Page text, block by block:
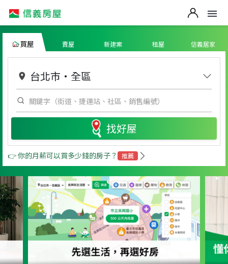
買屋 賣屋 新建案 租屋 信義居家
台北市 ・ 全區
找好屋
👉 你的月薪可以買多少錢的房子？ 推薦